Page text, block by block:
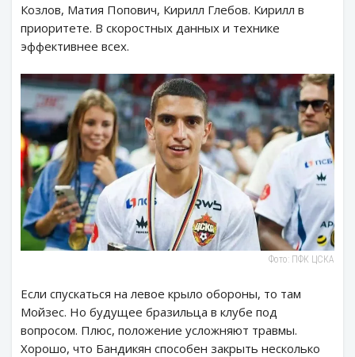
Козлов, Матия Попович, Кирилл Глебов. Кирилл в
приоритете. В скоростных данных и технике
эффективнее всех.
Фото: ПФК ЦСКА
Если спускаться на левое крыло обороны, то там
Мойзес. Но будущее бразильца в клубе под
вопросом. Плюс, положение усложняют травмы.
Хорошо, что Бандикян способен закрыть несколько